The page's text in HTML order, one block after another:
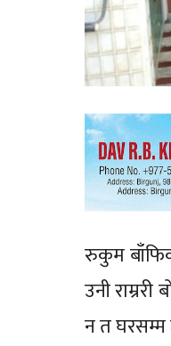
रुकुम
उनी
न त घरसम्म